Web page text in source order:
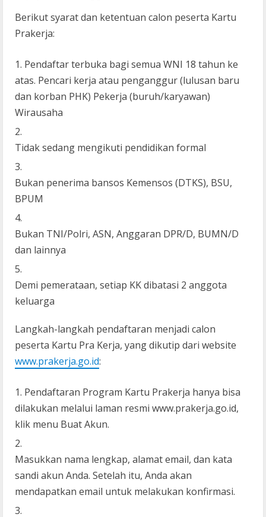
Berikut syarat dan ketentuan calon peserta Kartu
Prakerja:
Pendaftar terbuka bagi semua WNI 18 tahun ke
atas. Pencari kerja atau penganggur (lulusan baru
dan korban PHK) Pekerja (buruh/karyawan)
Wirausaha
Tidak sedang mengikuti pendidikan formal
Bukan penerima bansos Kemensos (DTKS), BSU,
BPUM
Bukan TNI/Polri, ASN, Anggaran DPR/D, BUMN/D
dan lainnya
Demi pemerataan, setiap KK dibatasi 2 anggota
keluarga
Langkah-langkah pendaftaran menjadi calon
peserta Kartu Pra Kerja, yang dikutip dari website
www.prakerja.go.id:
Pendaftaran Program Kartu Prakerja hanya bisa
dilakukan melalui laman resmi www.prakerja.go.id,
klik menu Buat Akun.
Masukkan nama lengkap, alamat email, dan kata
sandi akun Anda. Setelah itu, Anda akan
mendapatkan email untuk melakukan konfirmasi.